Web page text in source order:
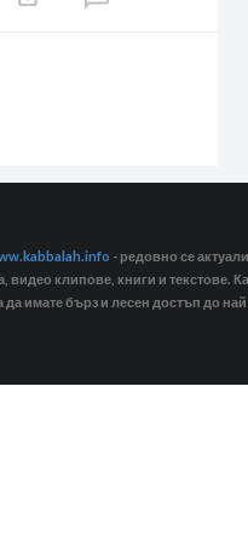
- редовно се
клипове, книги и
имате бърз и лесен достъп до